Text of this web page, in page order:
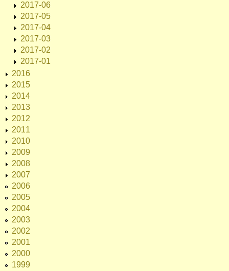
2017-06
2017-05
2017-04
2017-03
2017-02
2017-01
2016
2015
2014
2013
2012
2011
2010
2009
2008
2007
2006
2005
2004
2003
2002
2001
2000
1999